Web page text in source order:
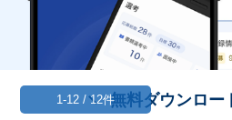
1-12 / 12件無料ダウンロー